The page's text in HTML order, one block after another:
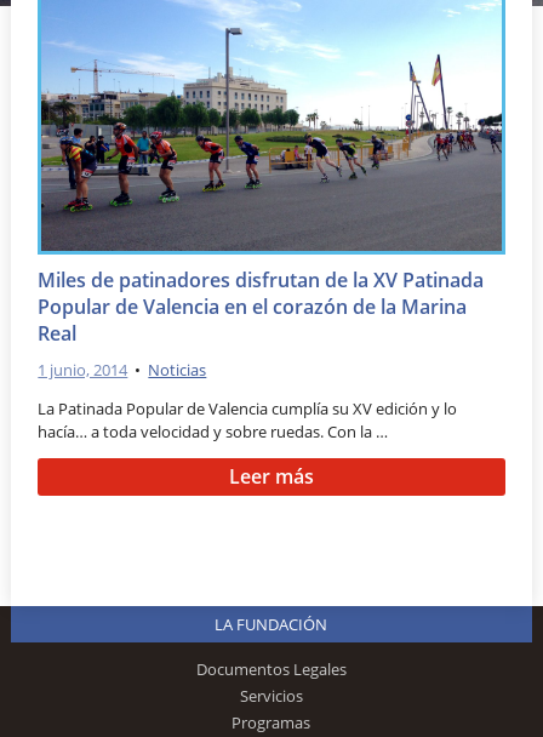
Miles de patinadores disfrutan de la XV Patinada
Popular de Valencia en el corazón de la Marina
Real
1 junio, 2014 • Noticias
La Patinada Popular de Valencia cumplía su XV edición y lo
hacía… a toda velocidad y sobre ruedas. Con la …
Leer más
LA FUNDACIÓN
Documentos Legales
Servicios
Programas